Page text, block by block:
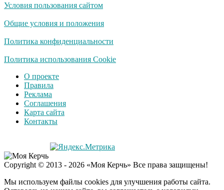
Публичный удар
это настоящий вызов
"Потеряли стыд в
Поплавская вмазала
Условия пользования сайтом
Общие условия и положения
Политика конфиденциальности
Политика использования Cookie
О проекте
Правила
Реклама
Соглашения
Карта сайта
Контакты
Copyright © 2013 - 2026 «Моя Керчь» Все права защищены!
Мы используем файлы cookies для улучшения работы сайта.